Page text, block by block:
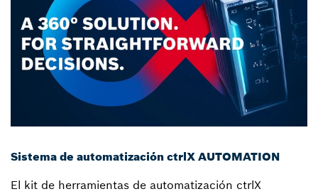
Sistema de automatización ctrlX AUTOMATION
El kit de herramientas de automatización ctrlX